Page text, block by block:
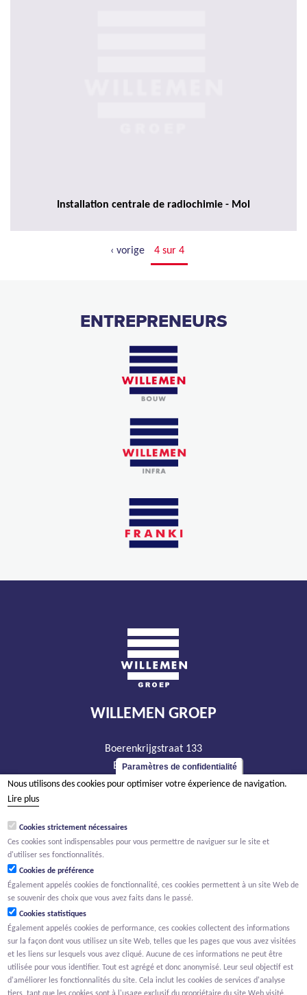
Installation centrale de radiochimie - Mol
‹ vorige 4 sur 4
ENTREPRENEURS
WILLEMEN GROEP
Boerenkrijgstraat 133
BE - 2800 Malines
tél +32 15 569 965
TVA BE 0466.256.432
RPM Anvers, département Malines
Paramètres de confidentialité
Nous utilisons des cookies pour optimiser votre éxperience de navigation.
Lire plus
Cookies strictement nécessaires
Ces cookies sont indispensables pour vous permettre de naviguer sur le site et
d'utiliser ses fonctionnalités.
Cookies de préférence
Également appelés cookies de fonctionnalité, ces cookies permettent à un site Web de
se souvenir des choix que vous avez faits dans le passé.
Cookies statistiques
Également appelés cookies de performance, ces cookies collectent des informations
sur la façon dont vous utilisez un site Web, telles que les pages que vous avez visitées
et les liens sur lesquels vous avez cliqué. Aucune de ces informations ne peut être
utilisée pour vous identifier. Tout est agrégé et donc anonymisé. Leur seul objectif est
d'améliorer les fonctionnalités du site. Cela inclut les cookies de services d'analyse